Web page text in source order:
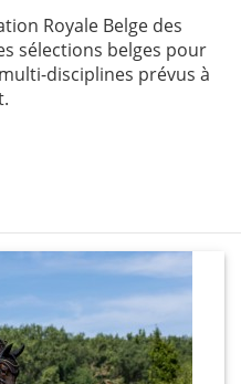
Royale Belge des
sélections belges pour
disciplines prévus à